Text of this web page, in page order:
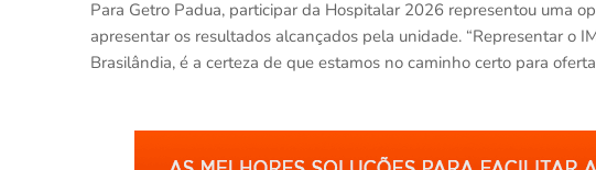
Para Getro Padua, participar da Hospitalar 2026 representou uma
apresentar os resultados alcançados pela unidade. “Representar o
Brasilândia, é a certeza de que estamos no caminho certo para